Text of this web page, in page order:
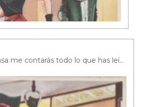
Postal n° 7: En casa me contarás todo lo que has leído…